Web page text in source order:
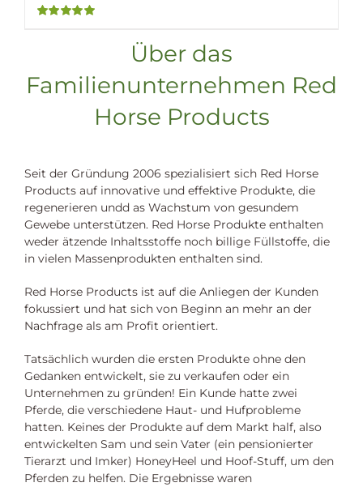
Über das
Familienunternehmen Red
Horse Products
Seit der Gründung 2006 spezialisiert sich Red Horse
Products auf innovative und effektive Produkte, die
regenerieren undd as Wachstum von gesundem
Gewebe unterstützen. Red Horse Produkte enthalten
weder ätzende Inhaltsstoffe noch billige Füllstoffe, die
in vielen Massenprodukten enthalten sind.
Red Horse Products ist auf die Anliegen der Kunden
fokussiert und hat sich von Beginn an mehr an der
Nachfrage als am Profit orientiert.
Tatsächlich wurden die ersten Produkte ohne den
Gedanken entwickelt, sie zu verkaufen oder ein
Unternehmen zu gründen! Ein Kunde hatte zwei
Pferde, die verschiedene Haut- und Hufprobleme
hatten. Keines der Produkte auf dem Markt half, also
entwickelten Sam und sein Vater (ein pensionierter
Tierarzt und Imker) HoneyHeel und Hoof-Stuff, um den
Pferden zu helfen. Die Ergebnisse waren